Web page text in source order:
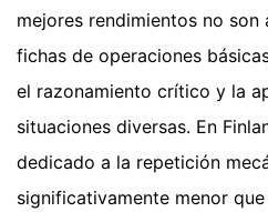
mejores rendimientos no son
fichas de operaciones
el razonamiento crítico y la
situaciones diversas. En
dedicado a la repetición
significativamente menor